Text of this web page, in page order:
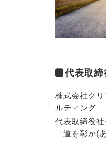
代表取
株式会社ク
ルティング
代表取締役
「道を彰か(